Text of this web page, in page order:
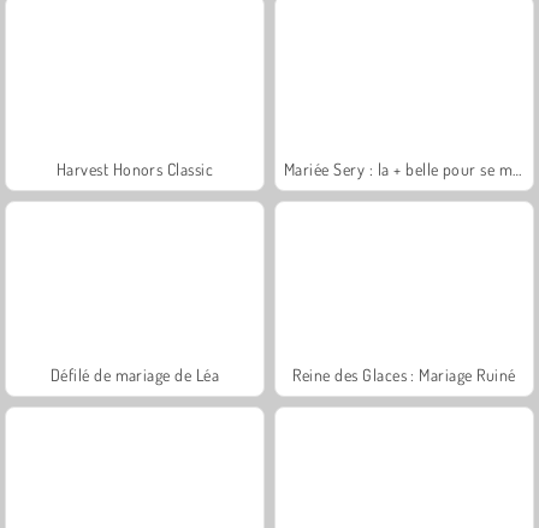
Harvest Honors Classic
Défilé de mariage de Léa Reine des Glaces : Mariage Ruiné